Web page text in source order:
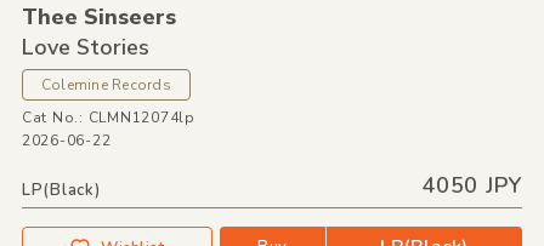
Thee Sinseers
Love Stories
Colemine Records
Cat No.: CLMN12074lp
2026-06-22
LP(Black) 4050 JPY